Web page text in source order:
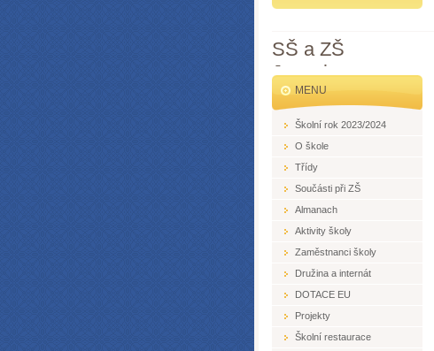
SŠ a ZŠ
Jesenice
MENU
Školní rok 2023/2024
O škole
Třídy
Součásti při ZŠ
Almanach
Aktivity školy
Zaměstnanci školy
Družina a internát
DOTACE EU
Projekty
Školní restaurace